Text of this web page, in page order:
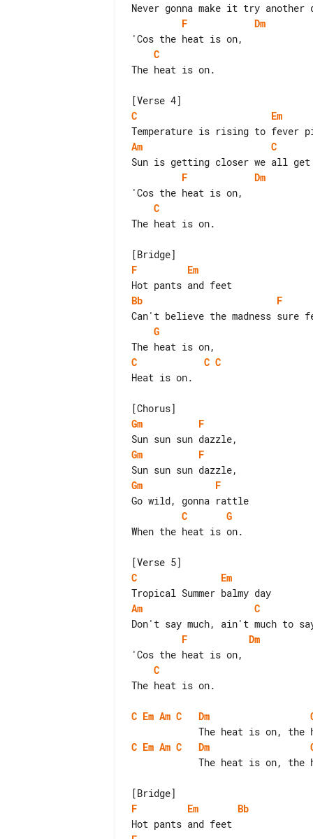
F
Dm
C
The heat is on.
C
Em
Am C
F
Dm
C
The heat is on.
F
Em
Bb
F
G
C
C C
Heat is on.
Gm
F
Gm
F
Gm
F
C
G
When the heat is on.
C
Em
Am
C
F
Dm
C
The heat is on.
C Em Am C Dm
C Em Am C Dm
F
Em
Bb